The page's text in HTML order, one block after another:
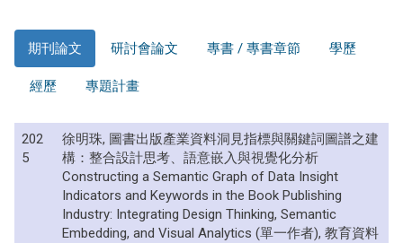
期刊論文 研討會論文 專書 / 專書章節 學歷
經歷 專題計畫
202
5
徐明珠, 圖書出版產業資料洞見指標與關鍵詞圖譜之建
構：整合設計思考、語意嵌入與視覺化分析
Constructing a Semantic Graph of Data Insight
Indicators and Keywords in the Book Publishing
Industry: Integrating Design Thinking, Semantic
Embedding, and Visual Analytics (單一作者), 教育資料